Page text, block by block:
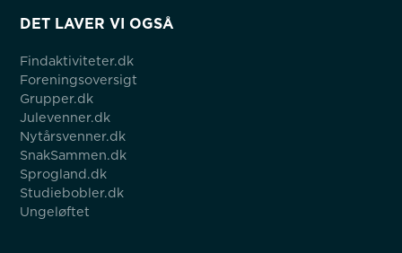
DET LAVER VI OGSÅ
Findaktiviteter.dk
Foreningsoversigt
Grupper.dk
Julevenner.dk
Nytårsvenner.dk
SnakSammen.dk
Sprogland.dk
Studiebobler.dk
Ungeløftet